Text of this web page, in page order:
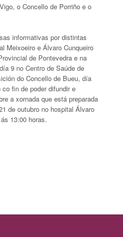
o Concello de Porriño e o
informativas por distintas
Meixoeiro e Álvaro Cunqueiro
de Pontevedra e na
9 no Centro de Saúde de
do Concello de Bueu, día
fin de poder difundir e
a xornada que está preparada
de outubro no hospital Álvaro
13:00 horas.